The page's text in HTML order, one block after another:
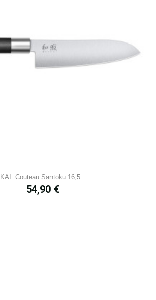
KAI: Couteau Santoku 16,5...
Prix
54,90 €